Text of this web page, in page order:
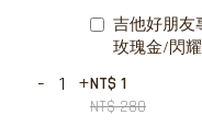
- +
吉他好朋友
玫瑰金/閃
NT$ 1
NT$ 280